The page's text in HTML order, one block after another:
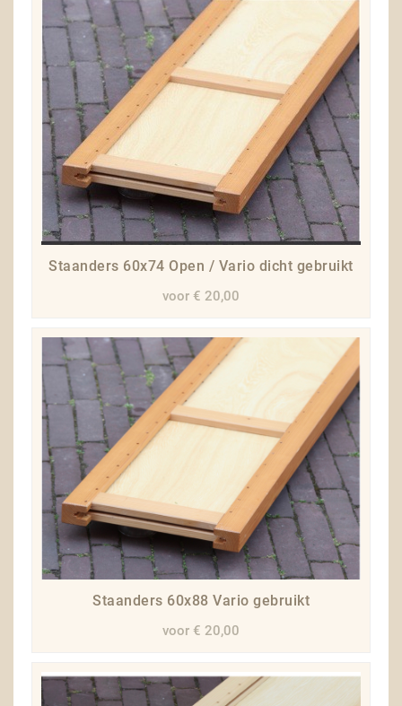
Staanders 60x74 Open / Vario dicht gebruikt
voor € 20,00
Staanders 60x88 Vario gebruikt
voor € 20,00